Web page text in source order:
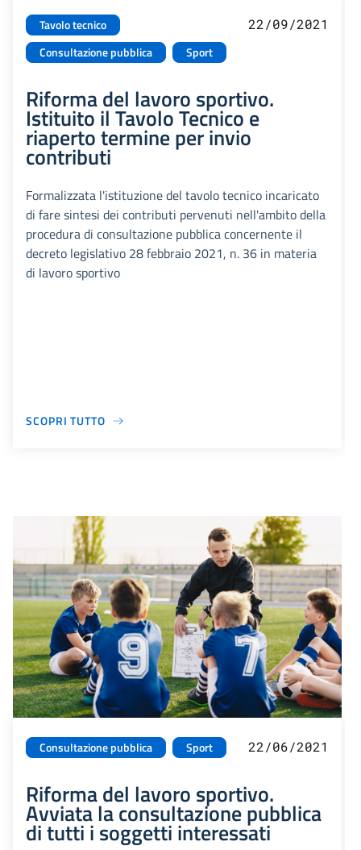
Tavolo tecnico
Consultazione pubblica
Sport
22/09/2021
Riforma del lavoro sportivo.
Istituito il Tavolo Tecnico e
riaperto termine per invio
contributi
Formalizzata l'istituzione del tavolo tecnico incaricato
di fare sintesi dei contributi pervenuti nell'ambito della
procedura di consultazione pubblica concernente il
decreto legislativo 28 febbraio 2021, n. 36 in materia
di lavoro sportivo
SCOPRI TUTTO
Consultazione pubblica Sport 22/06/2021
Riforma del lavoro sportivo.
Avviata la consultazione pubblica
di tutti i soggetti interessati